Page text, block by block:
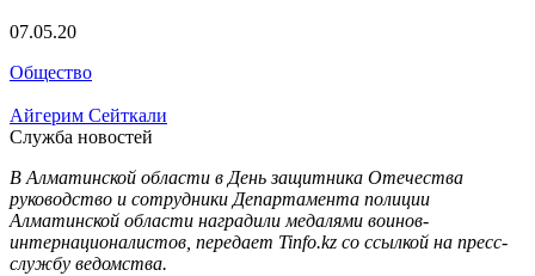
07.05.20
Общество
Айгерим Сейткали
Служба новостей
В Алматинской области в День защитника Отечества
руководство и сотрудники Департамента полиции
Алматинской области наградили медалями воинов-
интернационалистов, передает Tinfo.kz со ссылкой на пресс-
службу ведомства.